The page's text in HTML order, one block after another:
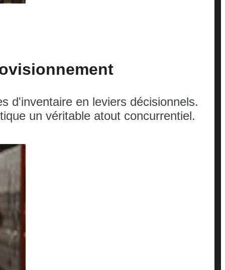
d'inventaire en leviers décisionnels.
un véritable atout concurrentiel.